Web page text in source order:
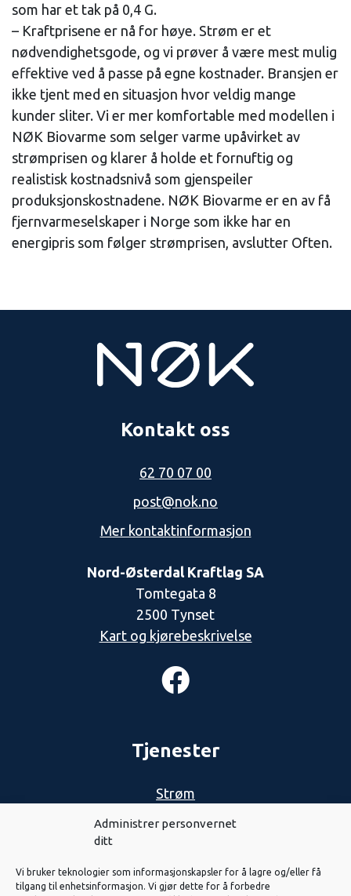
Administrer personvernet
ditt
Vi bruker teknologier som informasjonskapsler for å lagre og/eller få
tilgang til enhetsinformasjon. Vi gjør dette for å forbedre
som har et tak på 0,4 G.
– Kraftprisene er nå for høye. Strøm er et
nødvendighetsgode, og vi prøver å være mest mulig
effektive ved å passe på egne kostnader. Bransjen er
ikke tjent med en situasjon hvor veldig mange
kunder sliter. Vi er mer komfortable med modellen i
NØK Biovarme som selger varme upåvirket av
strømprisen og klarer å holde et fornuftig og
realistisk kostnadsnivå som gjenspeiler
produksjonskostnadene. NØK Biovarme er en av få
fjernvarmeselskaper i Norge som ikke har en
energipris som følger strømprisen, avslutter Often.
Kontakt oss
62 70 07 00
post@nok.no
Mer kontaktinformasjon
Nord-Østerdal Kraftlag SA
Tomtegata 8
2500 Tynset
Kart og kjørebeskrivelse
Tjenester
Strøm
Nett
Solenergi